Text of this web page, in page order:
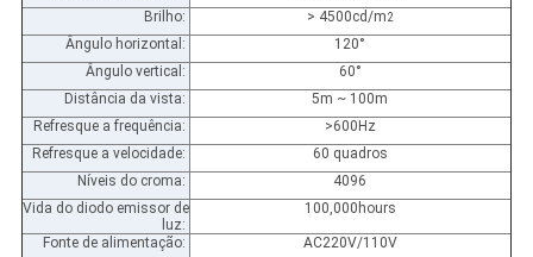
Brilho:
> 4500cd/m2
Ângulo horizontal:
120°
Ângulo vertical:
60°
Distância da vista:
5m ~ 100m
Refresque a frequência:
>600Hz
Refresque a velocidade:
60 quadros
Níveis do croma:
4096
Vida do diodo emissor de
luz:
100,000hours
Fonte de alimentação:
AC220V/110V